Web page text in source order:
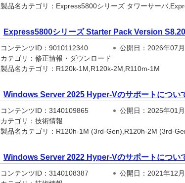
製品名カテゴリ：Express5800シリーズ タワーサーバ
Express5800シリーズ Starter Pack Version
コンテンツID：9010112340 公開日：2026年07
カテゴリ：修正情報・ダウンロード
製品名カテゴリ：R120k-1M,R120k-2M,R110m-1M
Windows Server 2025 Hyper-Vのサポートについ
コンテンツID：3140109865 公開日：2025年01
カテゴリ：技術情報
製品名カテゴリ：R120h-1M (3rd-Gen),R120h-2M (3rd-
Windows Server 2022 Hyper-Vのサポートについ
コンテンツID：3140108387 公開日：2021年12